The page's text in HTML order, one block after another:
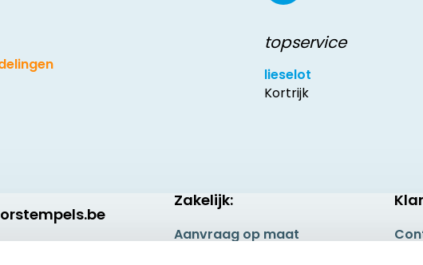
topservice
lieselot
Kortrijk
Zakelijk:
Aanvraag op maat